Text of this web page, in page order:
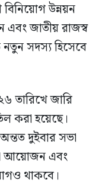
বিনিয়োগ উন্নয়ন
এবং জাতীয় রাজস্ব
সদস্য হিসেবে
তারিখে জারি
করা হয়েছে।
দুইবার সভা
আয়োজন এবং
থাকবে।